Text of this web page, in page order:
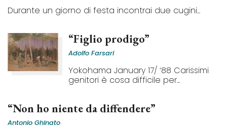
Durante un giorno di festa incontrai due cugini...
“Figlio prodigo”
Adolfo Farsari
Yokohama January 17/ ‘88 Carissimi
genitori è cosa difficile per...
“Non ho niente da diffendere”
Antonio Ghinato